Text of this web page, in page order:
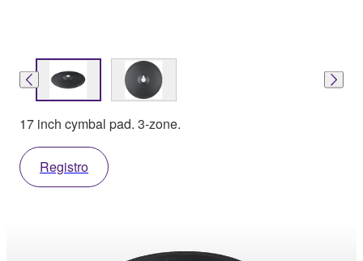
17 inch cymbal pad. 3-zone.
Registro